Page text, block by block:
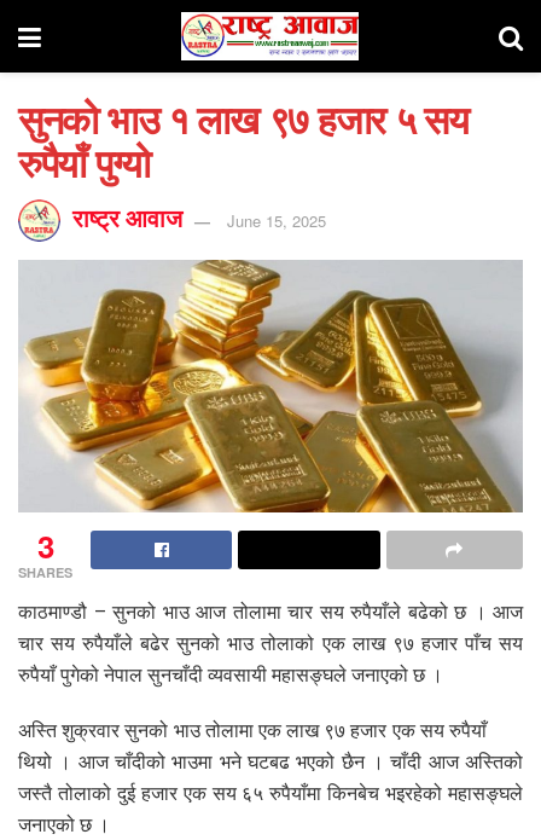
सुनको भाउ १ लाख ९७ हजार ५ सय
रुपैयाँ पुग्यो
राष्ट्र आवाज June 15, 2025
3
SHARES
काठमाण्डौ – सुनको भाउ आज तोलामा चार सय रुपैयाँले बढेको छ । आज
चार सय रुपैयाँले बढेर सुनको भाउ तोलाको एक लाख ९७ हजार पाँच सय
रुपैयाँ पुगेको नेपाल सुनचाँदी व्यवसायी महासङ्घले जनाएको छ ।
अस्ति शुक्रवार सुनको भाउ तोलामा एक लाख ९७ हजार एक सय रुपैयाँ
थियो । आज चाँदीको भाउमा भने घटबढ भएको छैन । चाँदी आज अस्तिको
जस्तै तोलाको दुई हजार एक सय ६५ रुपैयाँमा किनबेच भइरहेको महासङ्घले
जनाएको छ ।